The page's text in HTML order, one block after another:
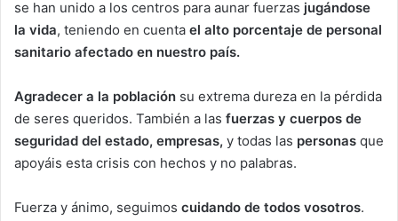
se han unido a los centros para aunar fuerzas jugándose
la vida, teniendo en cuenta el alto porcentaje de personal
sanitario afectado en nuestro país.
Agradecer a la población su extrema dureza en la pérdida
de seres queridos. También a las fuerzas y cuerpos de
seguridad del estado, empresas, y todas las personas que
apoyáis esta crisis con hechos y no palabras.
Fuerza y ánimo, seguimos cuidando de todos vosotros.